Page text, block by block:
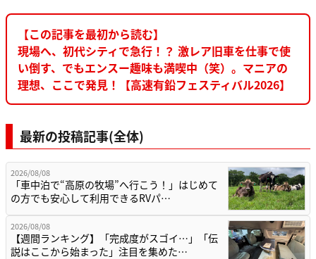
【この記事を最初から読む】
現場へ、初代シティで急行！？ 激レア旧車を仕事で使
い倒す、でもエンスー趣味も満喫中（笑）。マニアの
理想、ここで発見！【高速有鉛フェスティバル2026】
最新の投稿記事(全体)
2026/08/08
「車中泊で“高原の牧場”へ行こう！」はじめて
の方でも安心して利用できるRVパ…
2026/08/08
【週間ランキング】「完成度がスゴイ…」「伝
説はここから始まった」注目を集めた…